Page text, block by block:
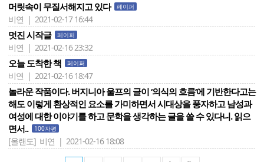
머릿속이 무질서해지고 있다 페이퍼
비연 | 2021-02-17 16:44
멋진 시작글 페이퍼
비연 | 2021-02-16 23:32
오늘 도착한 책 페이퍼
비연 | 2021-02-16 18:47
놀라운 작품이다. 버지니아 울프의 글이 ‘의식의 흐름‘에 기반한다고는
해도 이렇게 환상적인 요소를 가미하면서 시대상을 풍자하고 남성과
여성에 대한 이야기를 하고 문학을 생각하는 글을 쓸 수 있다니. 읽으
면서..
100자평
[올랜도] 비연 | 2021-02-16 18:08